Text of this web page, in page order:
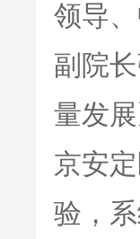
领导
副院
量发
京安
验，